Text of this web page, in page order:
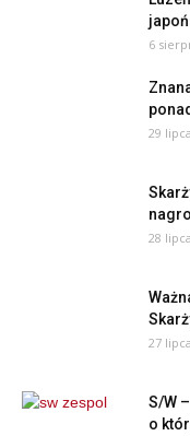
6
29
28
27
S/W
o